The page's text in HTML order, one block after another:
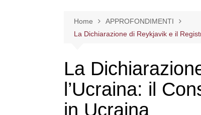
La
Home
APPROFONDIMENTI
La Dichiarazione di Reykjavik e il
La
l’Ucraina: il
in Ucraina